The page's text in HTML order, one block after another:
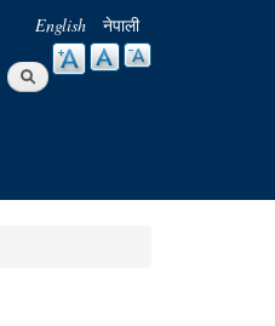
English नेपाली